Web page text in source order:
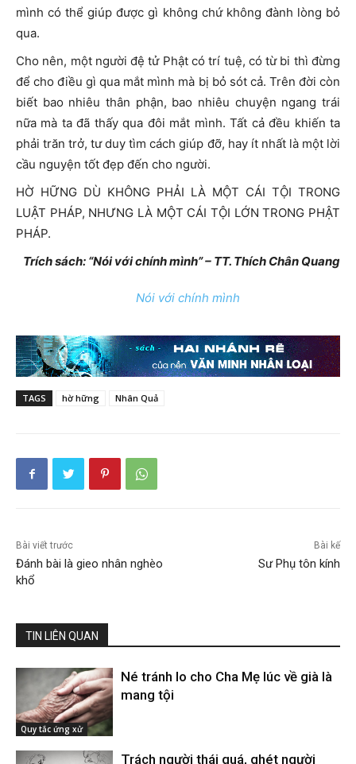
mình có thể giúp được gì không chứ không đành lòng bỏ
qua.
Cho nên, một người đệ tử Phật có trí tuệ, có từ bi thì đừng
để cho điều gì qua mắt mình mà bị bỏ sót cả. Trên đời còn
biết bao nhiêu thân phận, bao nhiêu chuyện ngang trái
nữa mà ta đã thấy qua đôi mắt mình. Tất cả đều khiến ta
phải trăn trở, tư duy tìm cách giúp đỡ, hay ít nhất là một lời
cầu nguyện tốt đẹp đến cho người.
HỜ HỮNG DÙ KHÔNG PHẢI LÀ MỘT CÁI TỘI TRONG
LUẬT PHÁP, NHƯNG LÀ MỘT CÁI TỘI LỚN TRONG PHẬT
PHÁP.
Trích sách: “Nói với chính mình” – TT. Thích Chân Quang
Nói với chính mình
TAGS hờ hững Nhân Quả
Bài viết trước
Đánh bài là gieo nhân nghèo
khổ
Bài kế
Sư Phụ tôn kính
TIN LIÊN QUAN
Quy tắc ứng xử
Né tránh lo cho Cha Mẹ lúc về già là
mang tội
Trách người thái quá, ghét người